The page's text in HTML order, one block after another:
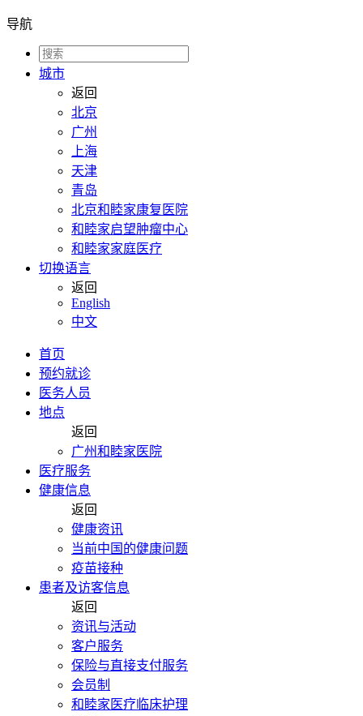
导航
城市
返回
北京
广州
上海
天津
青岛
北京和睦家康复医院
和睦家启望肿瘤中心
和睦家家庭医疗
切换语言
返回
English
中文
首页
预约就诊
医务人员
地点
返回
广州和睦家医院
医疗服务
健康信息
返回
健康资讯
当前中国的健康问题
疫苗接种
患者及访客信息
返回
资讯与活动
客户服务
保险与直接支付服务
会员制
和睦家医疗临床护理